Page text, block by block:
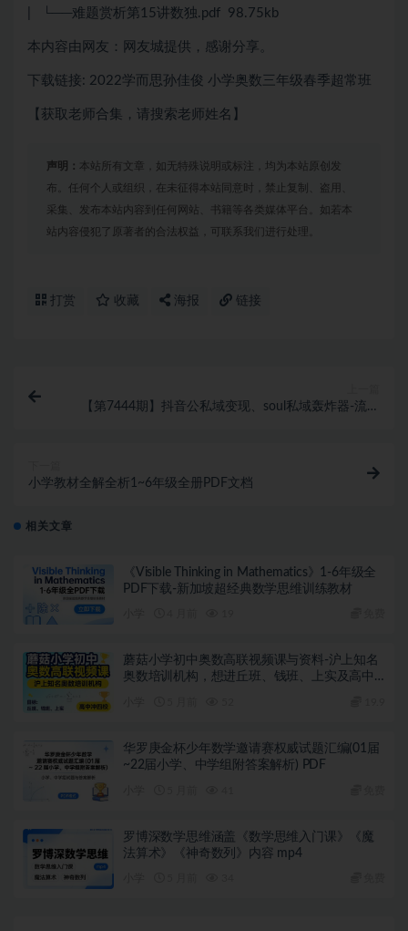
| └──难题赏析第15讲数独.pdf 98.75kb
本内容由网友：网友城提供，感谢分享。
下载链接: 2022学而思孙佳俊 小学奥数三年级春季超常班
【获取老师合集，请搜索老师姓名】
声明： 本站所有文章，如无特殊说明或标注，均为本站原创发
布。任何个人或组织，在未征得本站同意时，禁止复制、盗用、
采集、发布本站内容到任何网站、书籍等各类媒体平台。如若本
站内容侵犯了原著者的合法权益，可联系我们进行处理。
打赏 收藏 海报 链接
【第7444期】抖音公私域变现、soul私域轰炸器-流量
小学教材全解全析1~6年级全册PDF文档
相关文章
《Visible Thinking in Mathematics》1-6年级全
PDF下载-新加坡超经典数学思维训练教材
蘑菇小学初中奥数高联视频课与资料-沪上知名
奥数培训机构，想进丘班、钱班、上实及高中
华罗庚金杯少年数学邀请赛权威试题汇编(01届
~22届小学、中学组附答案解析) PDF
罗博深数学思维涵盖《数学思维入门课》《魔
法算术》《神奇数列》内容 mp4